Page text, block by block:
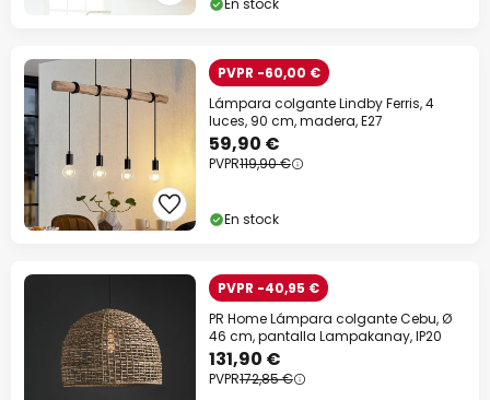
En stock
PVPR -60,00 €
Lámpara colgante Lindby Ferris, 4
luces, 90 cm, madera, E27
59,90 €
PVPR119,90 €
En stock
PVPR -40,95 €
PR Home Lámpara colgante Cebu, Ø
46 cm, pantalla Lampakanay, IP20
131,90 €
PVPR172,85 €